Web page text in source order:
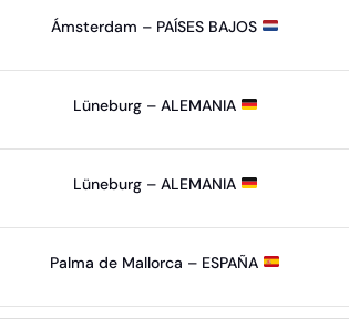
Ámsterdam – PAÍSES BAJOS
Lüneburg – ALEMANIA
Lüneburg – ALEMANIA
Palma de Mallorca – ESPAÑA